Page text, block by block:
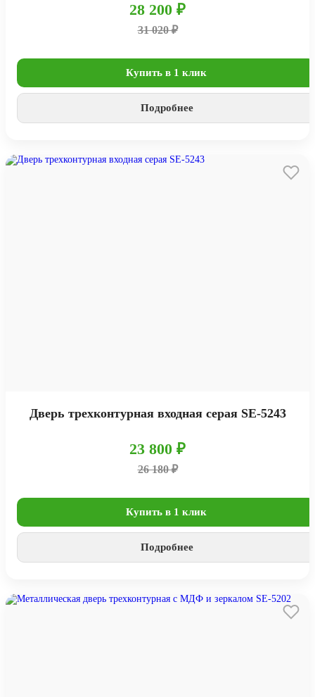
28 200 ₽
31 020 ₽
Купить в 1 клик
Подробнее
Дверь трехконтурная входная серая SE-5243
23 800 ₽
26 180 ₽
Купить в 1 клик
Подробнее